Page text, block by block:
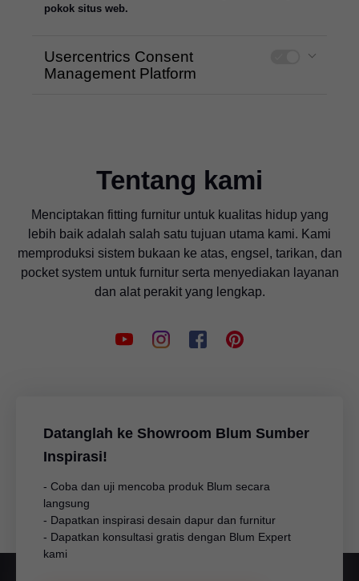
pokok situs web.
Usercentrics Consent
Management Platform
Tentang kami
Menciptakan fitting furnitur untuk kualitas hidup yang
lebih baik adalah salah satu tujuan utama kami. Kami
memproduksi sistem bukaan ke atas, engsel, tarikan, dan
pocket system untuk furnitur serta menyediakan layanan
dan alat perakit yang lengkap.
Datanglah ke Showroom Blum Sumber
Inspirasi!
- Coba dan uji mencoba produk Blum secara
langsung
- Dapatkan inspirasi desain dapur dan furnitur
- Dapatkan konsultasi gratis dengan Blum Expert
kami